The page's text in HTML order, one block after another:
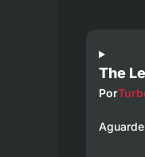
The
Por